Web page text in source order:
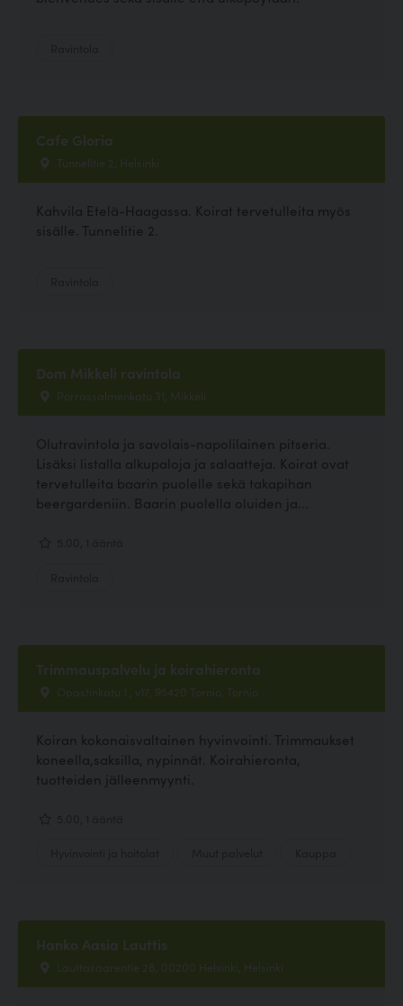
Cafe Gloria
Tunnelitie 2, Helsinki
Kahvila Etelä-Haagassa. Koirat tervetulleita myös
sisälle. Tunnelitie 2.
Dom Mikkeli ravintola
Porrassalmenkatu 31, Mikkeli
Olutravintola ja savolais-napolilainen pitseria.
Lisäksi listalla alkupaloja ja salaatteja. Koirat ovat
tervetulleita baarin puolelle sekä takapihan
beergardeniin. Baarin puolella oluiden ja...
Trimmauspalvelu ja koirahieronta
Opastinkatu 1 , v17, 95420 Tornio, Tornio
Koiran kokonaisvaltainen hyvinvointi. Trimmaukset
koneella,saksilla, nypinnät. Koirahieronta,
tuotteiden jälleenmyynti.
Hanko Aasia Lauttis
Lauttasaarentie 28, 00200 Helsinki, Helsinki